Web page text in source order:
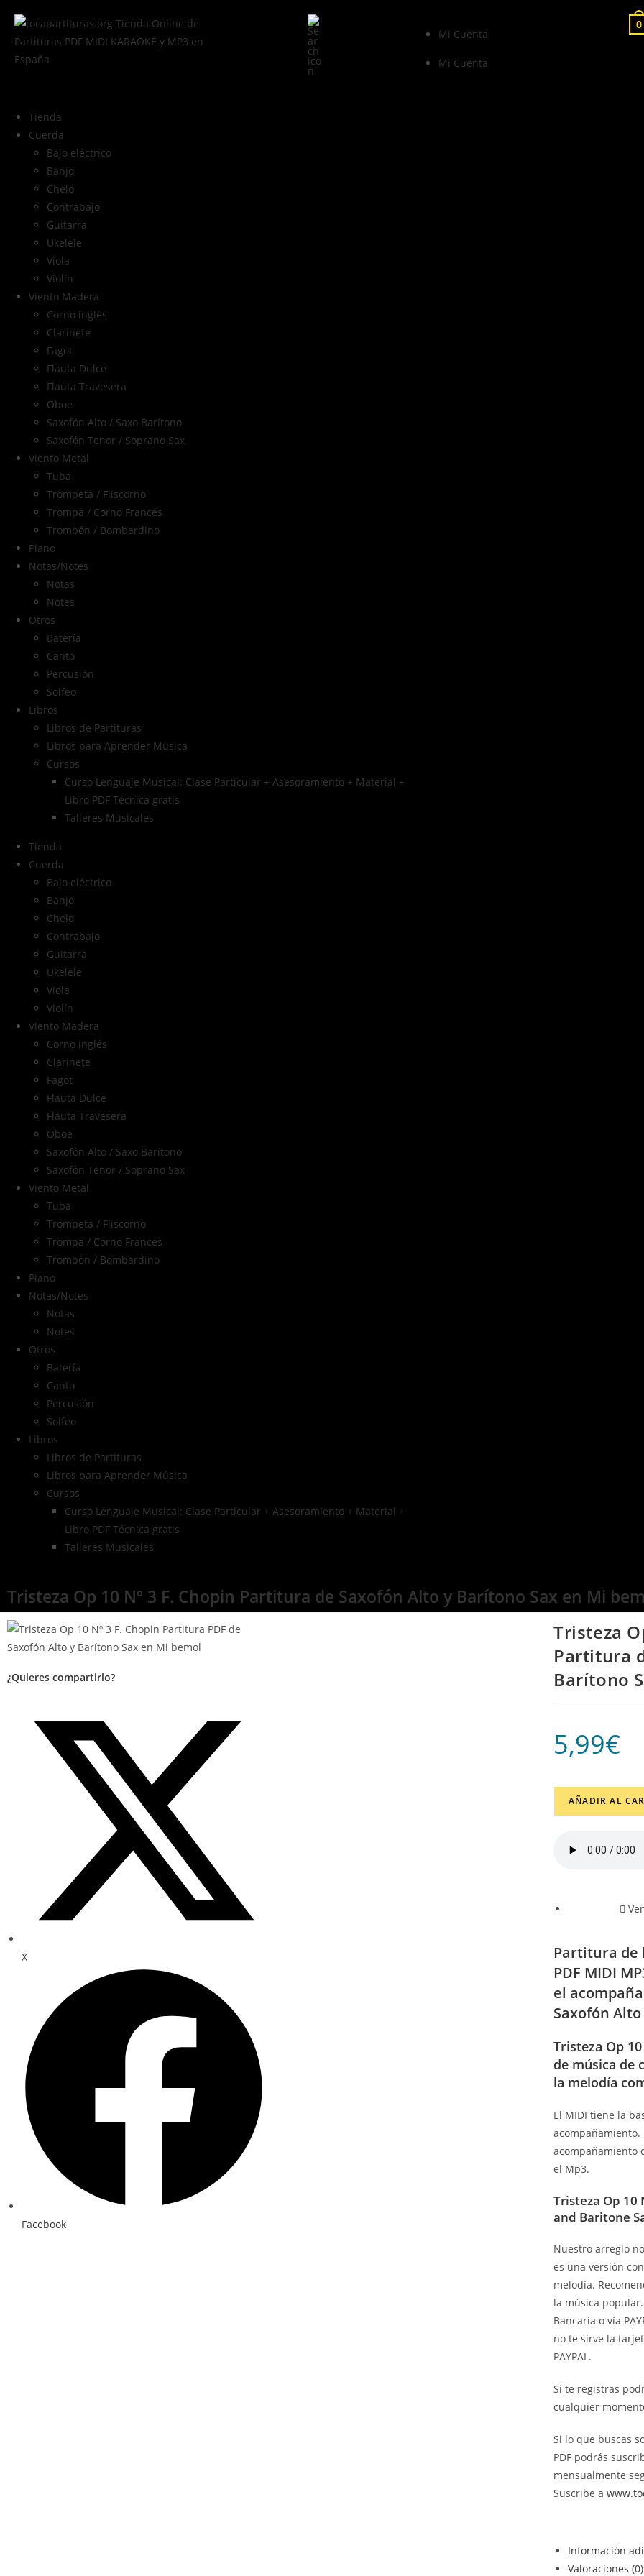
Mi Cuenta
Mi Cuenta
0
Tienda
Cuerda
Bajo eléctrico
Banjo
Chelo
Contrabajo
Guitarra
Ukelele
Viola
Violín
Viento Madera
Corno inglés
Clarinete
Fagot
Flauta Dulce
Flauta Travesera
Oboe
Saxofón Alto / Saxo Barítono
Saxofón Tenor / Soprano Sax
Viento Metal
Tuba
Trompeta / Fliscorno
Trompa / Corno Francés
Trombón / Bombardino
Piano
Notas/Notes
Notas
Notes
Otros
Batería
Canto
Percusión
Solfeo
Libros
Libros de Partituras
Libros para Aprender Música
Cursos
Curso Lenguaje Musical: Clase Particular + Asesoramiento + Material +
Libro PDF Técnica gratis
Talleres Musicales
Tienda
Cuerda
Bajo eléctrico
Banjo
Chelo
Contrabajo
Guitarra
Ukelele
Viola
Violín
Viento Madera
Corno inglés
Clarinete
Fagot
Flauta Dulce
Flauta Travesera
Oboe
Saxofón Alto / Saxo Barítono
Saxofón Tenor / Soprano Sax
Viento Metal
Tuba
Trompeta / Fliscorno
Trompa / Corno Francés
Trombón / Bombardino
Piano
Notas/Notes
Notas
Notes
Otros
Batería
Canto
Percusión
Solfeo
Libros
Libros de Partituras
Libros para Aprender Música
Cursos
Curso Lenguaje Musical: Clase Particular + Asesoramiento + Material +
Libro PDF Técnica gratis
Talleres Musicales
Tristeza Op 10 Nº 3 F. Chopin Partitura de Saxofón Alto y Barítono Sax en Mi
¿Quieres compartirlo?
X
Facebook
Tristeza
Partitura
Barítono
5,99€
AÑADIR AL
Partitura de
PDF MIDI
el
Saxofón
Tristeza Op
de música de
la melodía
El MIDI tiene la
acompañamiento.
acompañamiento
el Mp3.
Tristeza Op 10
and Baritone
Nuestro arreglo
es una versión
melodía.
la música
Bancaria o vía
no te sirve la
PAYPAL.
Si te registras
cualquier
Si lo que buscas
PDF podrás
mensualmente
Suscribe a
Información
Valoraciones (0)